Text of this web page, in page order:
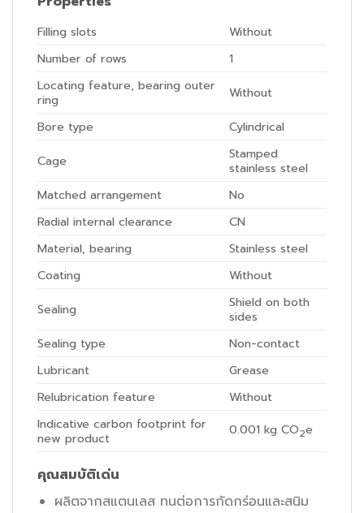
Filling slots
Without
Number of rows
1
Locating feature, bearing outer
ring
Without
Bore type
Cylindrical
Cage
Stamped
stainless steel
Matched arrangement
No
Radial internal clearance
CN
Material, bearing
Stainless steel
Coating
Without
Sealing
Shield on both
sides
Sealing type
Non-contact
Lubricant
Grease
Relubrication feature
Without
Indicative carbon footprint for
new product
0.001 kg CO2e
คุณสมบัติเด่น
ผลิตจากสแตนเลส ทนต่อการกัดกร่อนและสนิม